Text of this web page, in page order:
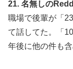
21. 名無しの
職場で後輩が「
て話してた。「
年後に他の件も